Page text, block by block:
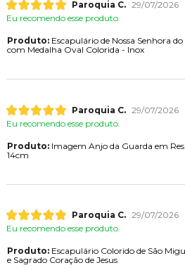
Paroquia C. 29/07/2026
Eu recomendo esse produto.
Produto:Escapulário de Nossa Senhora
com Medalha Oval Colorida - Inox
Paroquia C. 29/07/2026
Eu recomendo esse produto.
Produto:Imagem Anjo da Guarda em
14cm
Paroquia C. 29/07/2026
Eu recomendo esse produto.
Produto:Escapulário Colorido de São
e Sagrado Coração de Jesus